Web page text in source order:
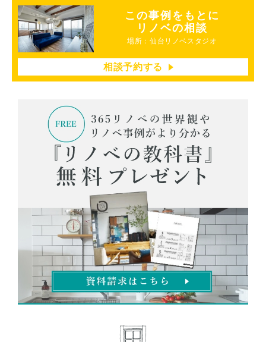
この事例をもとに
リノベの相談
場所：仙台リノベスタジオ
相談予約する